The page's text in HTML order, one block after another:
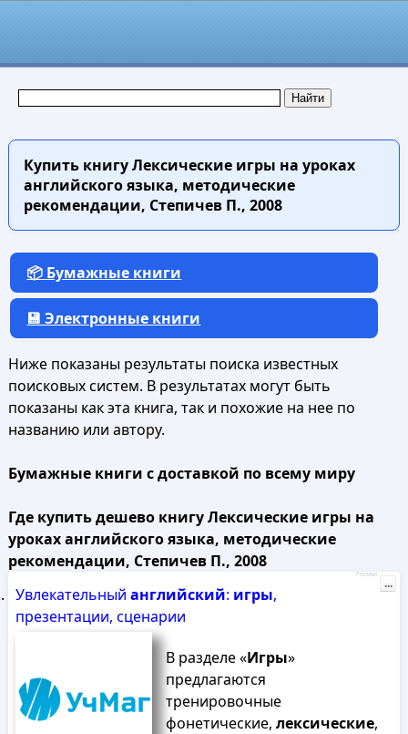
Купить книгуЛексические игры на уроках
английского языка, методические
рекомендации, Степичев П., 2008
📦 Бумажные книги
💾 Электронные книги
Ниже показаны результаты поиска известных
поисковых систем. В результатах могут быть
показаны как эта книга, так и похожие на нее по
названию или автору.
Бумажные книги с доставкой по всему миру
Где купить дешево книгу Лексические игры на
уроках английского языка, методические
рекомендации, Степичев П., 2008
Увлекательный английский: игры,
презентации, сценарии
В разделе «Игры»
предлагаются
тренировочные
фонетические, лексические,
Реклама
...